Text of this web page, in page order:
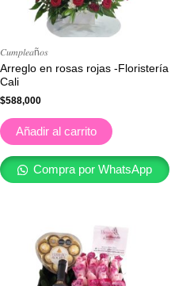
𝐶𝑢𝑚𝑝𝑙𝑒𝑎ñ𝑜𝑠
Arreglo en rosas rojas -Floristería
Cali
$588,000
Añadir al carrito
Compra por WhatsApp